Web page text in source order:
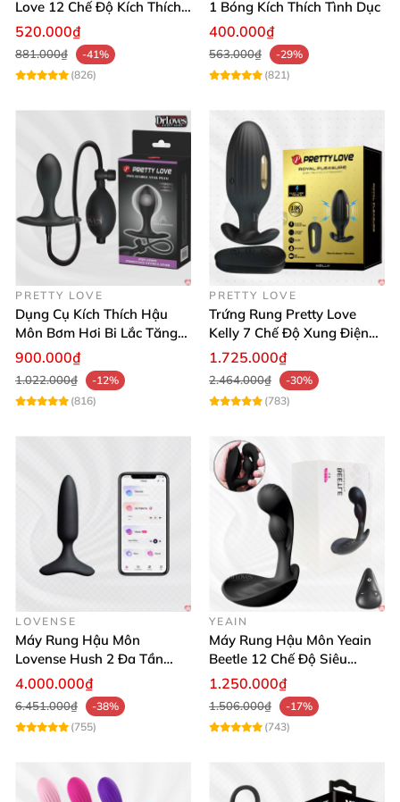
Bạn đã sẵn sàng để trải nghiệm cảm giác thăng hoa
cùng hậu môn kim loại điều khiển từ xa? Đừng bỏ lỡ
cơ hội sở hữu siêu phẩm này ngay hôm nay! Mua
Siêu phẩm hậu môn kim loại điều khiển từ xa, an toàn, cực đã
Love 12 Chế Độ Kích Thích
Cực Mạnh
520.000₫
881.000₫
-41%
(826)
1 Bóng Kích Thích Tình Dục
400.000₫
563.000₫
-29%
(821)
PRETTY LOVE
Dụng Cụ Kích Thích Hậu
Môn Bơm Hơi Bi Lắc Tăng
Khoái Cảm
900.000₫
1.022.000₫
-12%
(816)
PRETTY LOVE
Trứng Rung Pretty Love
Kelly 7 Chế Độ Xung Điện
Mạnh Mẽ
1.725.000₫
2.464.000₫
-30%
(783)
LOVENSE
Máy Rung Hậu Môn
Lovense Hush 2 Đa Tần
Điều Khiển Qua App Siêu
4.000.000₫
6.451.000₫
-38%
(755)
YEAIN
Máy Rung Hậu Môn Yeain
Beetle 12 Chế Độ Siêu
Mạnh Đa Năng
1.250.000₫
1.506.000₫
-17%
(743)